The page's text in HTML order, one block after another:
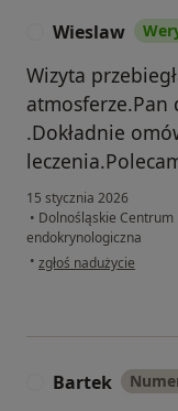
Wieslaw
Wizyta
atmosferze.Pan
.Dokładnie
15 stycznia 2026
• Dolnośląskie Centrum
endokrynologiczna
• w opinii użytkownika
zgłoś nadużycie
Bartek